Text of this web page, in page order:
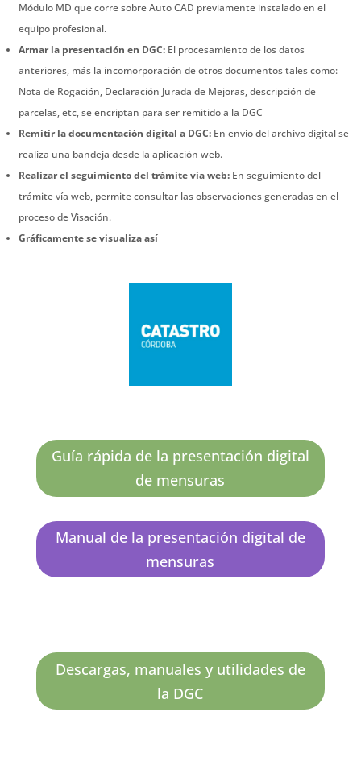
Módulo MD que corre sobre Auto CAD previamente instalado en el
equipo profesional.
Armar la presentación en DGC: El procesamiento de los datos
anteriores, más la incomorporación de otros documentos tales como:
Nota de Rogación, Declaración Jurada de Mejoras, descripción de
parcelas, etc, se encriptan para ser remitido a la DGC
Remitir la documentación digital a DGC: En envío del archivo digital se
realiza una bandeja desde la aplicación web.
Realizar el seguimiento del trámite vía web: En seguimiento del
trámite vía web, permite consultar las observaciones generadas en el
proceso de Visación.
Gráficamente se visualiza así
Guía rápida de la presentación digital
de mensuras
Manual de la presentación digital de
mensuras
Descargas, manuales y utilidades de
la DGC